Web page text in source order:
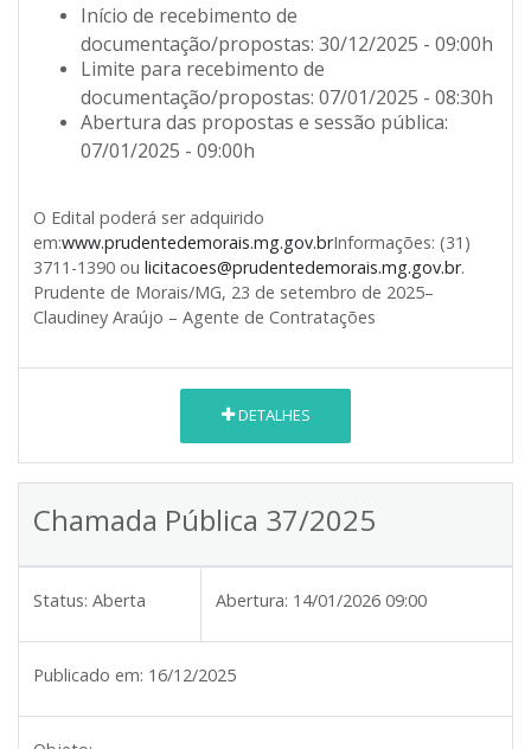
Início de recebimento de
documentação/propostas: 30/12/2025 - 09:00h
Limite para recebimento de
documentação/propostas: 07/01/2025 - 08:30h
Abertura das propostas e sessão pública:
07/01/2025 - 09:00h
O Edital poderá ser adquirido
em:www.prudentedemorais.mg.gov.brInformações: (31)
3711-1390 ou licitacoes@prudentedemorais.mg.gov.br.
Prudente de Morais/MG, 23 de setembro de 2025–
Claudiney Araújo – Agente de Contratações
DETALHES
Chamada Pública 37/2025
Status: Aberta Abertura: 14/01/2026 09:00
Publicado em: 16/12/2025